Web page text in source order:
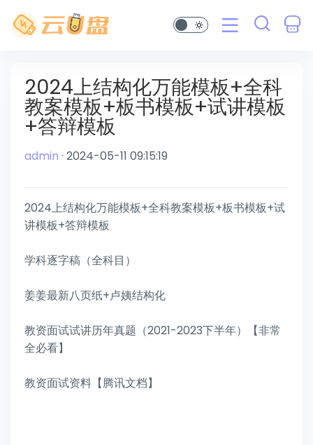
2024上结构化万能模板+全科
教案模板+板书模板+试讲模板
+答辩模板
admin · 2024-05-11 09:15:19
2024上结构化万能模板+全科教案模板+板书模板+试
讲模板+答辩模板
学科逐字稿（全科目）
姜姜最新八页纸+卢姨结构化
教资面试试讲历年真题（2021-2023下半年）【非常
全必看】
教资面试资料【腾讯文档】